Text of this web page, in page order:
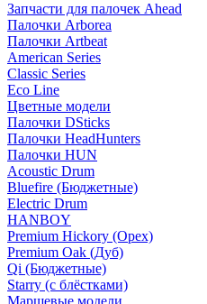
Запчасти для палочек Ahead
Палочки Arborea
Палочки Artbeat
American Series
Classic Series
Eco Line
Цветные модели
Палочки DSticks
Палочки HeadHunters
Палочки HUN
Acoustic Drum
Bluefire (Бюджетные)
Electric Drum
HANBOY
Premium Hickory (Орех)
Premium Oak (Дуб)
Qi (Бюджетные)
Starry (с блёстками)
Маршевые модели